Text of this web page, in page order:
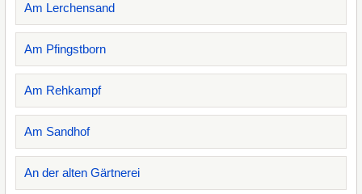
Am Lerchensand
Am Pfingstborn
Am Rehkampf
Am Sandhof
An der alten Gärtnerei